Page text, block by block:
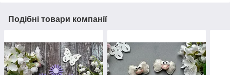
Подібні товари компанії